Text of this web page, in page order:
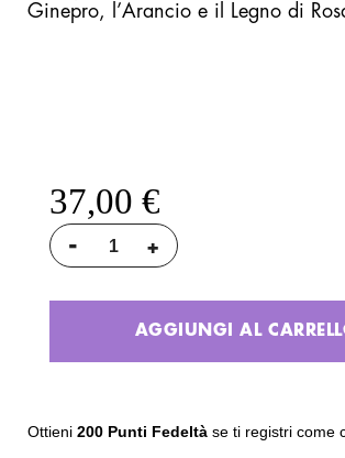
Ginepro, l’Arancio e il Legno di
37,00 €
- +
AGGIUNGI AL
Ottieni 200 Punti Fedeltà se ti registri come